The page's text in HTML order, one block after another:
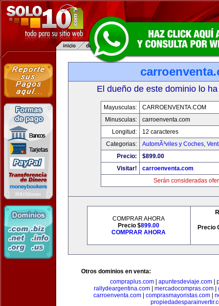
El dueño de este dominio lo
Mayusculas:
CARROENVENTA.COM
Minusculas:
carroenventa.com
Longitud:
12 caracteres
Categorias:
AutomÃ³viles y Coches,
Precio:
$899.00
Visitar!
carroenventa.com
Serán consideradas
COMPRAR AHORA
Precio $899.00
COMPRAR AHORA
Precio
Otros dominios en venta:
compraplus.com| apuntesdeviaje.com|
rallydeargentina.com
mercadocompras.com
carroenventa.com| comprasmayoristas.com|